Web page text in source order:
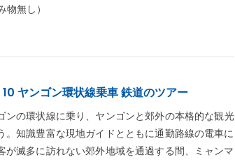
無し）
ヤンゴン環状線乗車 鉄道のツアー
ンの環状線に乗り、ヤンゴンと郊外の本格的な観光
。知識豊富な現地ガイドとともに通勤路線の電車に
が滅多に訪れない郊外地域を通過する間、ミャンマ